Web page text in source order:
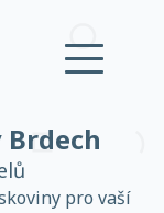
Přihlásit se
pro vaší